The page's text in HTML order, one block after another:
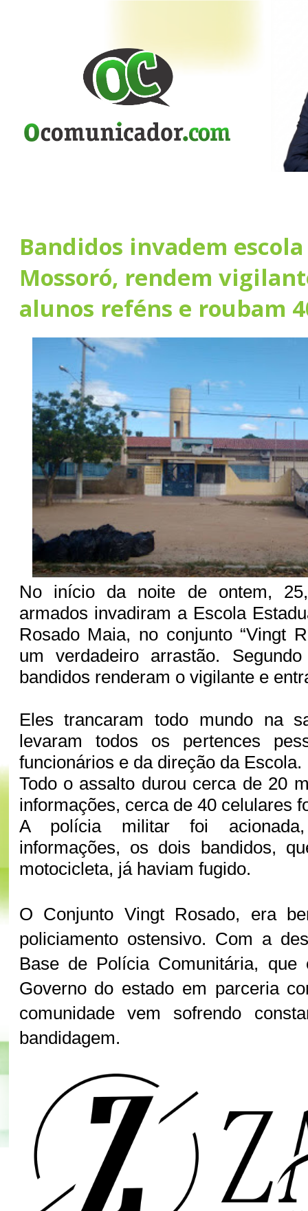
Bandidos invadem
Mossoró, rendem
alunos reféns e roubam
No início da noite de ontem,
armados invadiram a Escola
Rosado Maia, no conjunto “Vingt
um verdadeiro arrastão.
bandidos renderam o vigilante e
Eles trancaram todo mundo na
levaram todos os pertences
funcionários e da direção da Escola.
Todo o assalto durou cerca de 20
informações, cerca de 40 celulares
A polícia militar foi
informações, os dois bandidos,
motocicleta, já haviam fugido.
O Conjunto Vingt Rosado, era
policiamento ostensivo. Com a
Base de Polícia Comunitária, que
Governo do estado em parceria
comunidade vem sofrendo
bandidagem.